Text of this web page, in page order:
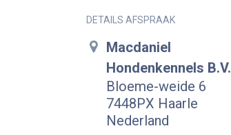
DETAILS AFSPRAAK
Macdaniel
Hondenkennels B.V.
Bloeme-weide 6
7448PX Haarle
Nederland